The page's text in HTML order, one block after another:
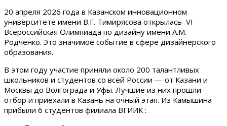
20 апреля 2026 года в Казанском инновационном
университете имени В.Г. Тимирясова открылась VI
Всероссийская Олимпиада по дизайну имени А.М.
Родченко. Это значимое событие в сфере дизайнерского
образования.
В этом году участие приняли около 200 талантливых
школьников и студентов со всей России — от Казани и
Москвы до Волгограда и Уфы. Лучшие из них прошли
отбор и приехали в Казань на очный этап. Из Камышина
прибыли 6 студентов филиала ВГИИК :